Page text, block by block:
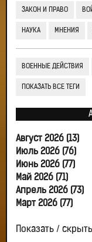
ЗАКОН И ПРАВО
НАУКА МНЕНИЯ
ВОЕННЫЕ ДЕЙСТВИЯ
ПОКАЗАТЬ ВСЕ ТЕГИ
Август 2026 (13)
Июль 2026 (76)
Июнь 2026 (77)
Май 2026 (71)
Апрель 2026 (73)
Март 2026 (77)
Показать /